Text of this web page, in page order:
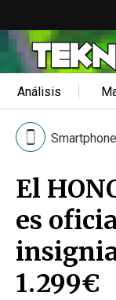
Análisis
El
es
1.299€